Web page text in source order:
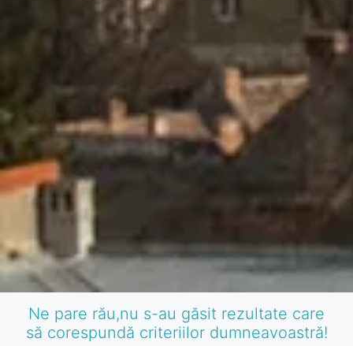
Ne pare rău,nu s-au găsit rezultate care
să corespundă criteriilor dumneavoastră!